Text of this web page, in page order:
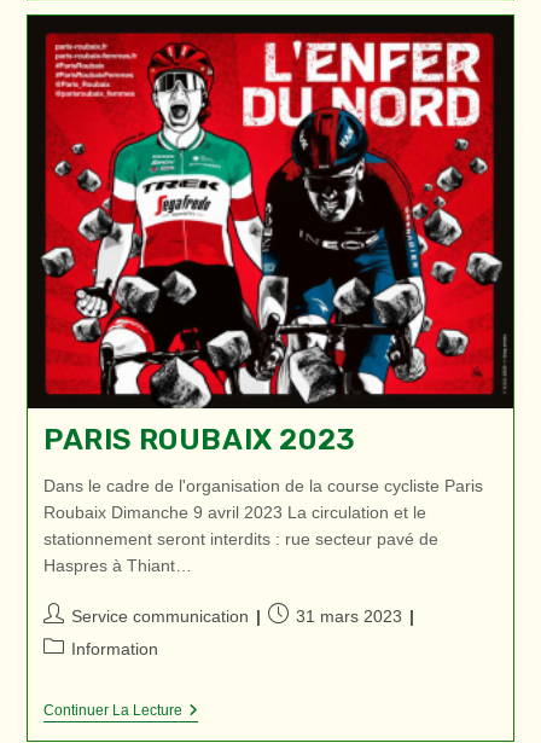
Voyage
(TIV)
:
Carte
D’identité,
Passeport…
PARIS ROUBAIX 2023
Dans le cadre de l'organisation de la course cycliste Paris
Roubaix Dimanche 9 avril 2023 La circulation et le
stationnement seront interdits : rue secteur pavé de
Haspres à Thiant…
Auteur/autrice
de
Service communication
Publication
31 mars 2023
PostInformation
Continuer La LectureParis